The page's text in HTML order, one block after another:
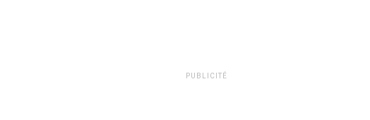
PUBLICITÉ